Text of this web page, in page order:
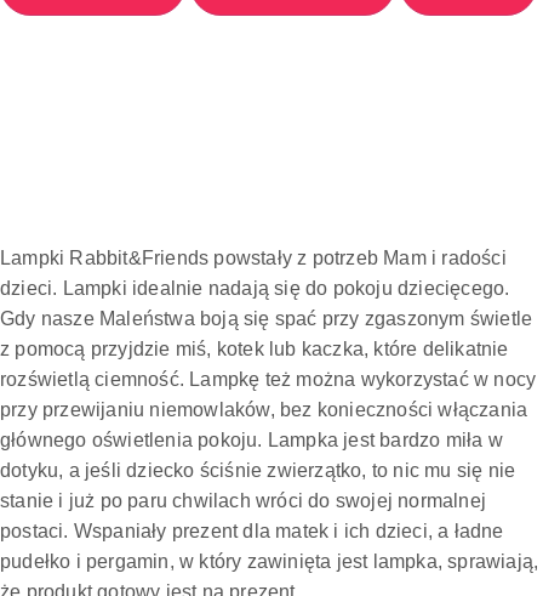
Lampki Rabbit&Friends powstały z potrzeb Mam i radości
dzieci. Lampki idealnie nadają się do pokoju dziecięcego.
Gdy nasze Maleństwa boją się spać przy zgaszonym świetle
z pomocą przyjdzie miś, kotek lub kaczka, które delikatnie
rozświetlą ciemność. Lampkę też można wykorzystać w nocy
przy przewijaniu niemowlaków, bez konieczności włączania
głównego oświetlenia pokoju. Lampka jest bardzo miła w
dotyku, a jeśli dziecko ściśnie zwierzątko, to nic mu się nie
stanie i już po paru chwilach wróci do swojej normalnej
postaci. Wspaniały prezent dla matek i ich dzieci, a ładne
pudełko i pergamin, w który zawinięta jest lampka, sprawiają,
że produkt gotowy jest na prezent.